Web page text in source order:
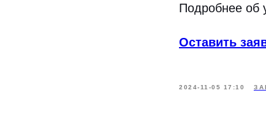
Подробнее об
Оставить
2024-11-05 17:10